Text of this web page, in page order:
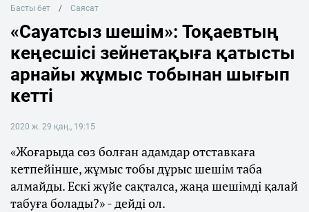
Басты бет Саясат
«Сауатсыз шешім»: Тоқаевтың
кеңесшісі зейнетақыға қатысты
арнайы жұмыс тобынан шығып
кетті
2020 ж. 29 қаң., 19:15
«Жоғарыда сөз болған адамдар отставкаға
кетпейінше, жұмыс тобы дұрыс шешім таба
алмайды. Ескі жүйе сақталса, жаңа шешімді қалай
табуға болады?» - дейді ол.